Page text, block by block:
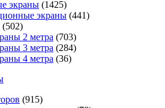
экраны (1425)
экраны (441)
(502)
2 метра (703)
3 метра (284)
4 метра (36)
(915)